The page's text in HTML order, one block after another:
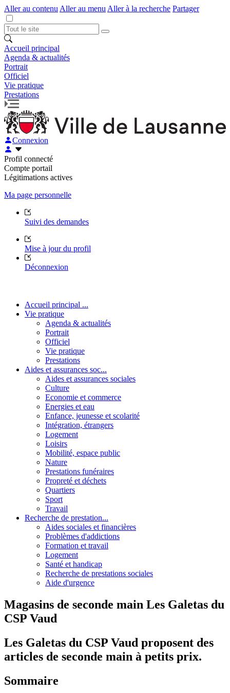
Aller au contenu Aller au menu Aller à la recherche Partager
Accueil principal
Agenda & actualités
Portrait
Officiel
Vie pratique
Prestations
Connexion
Profil connecté
Compte portail
Légitimations actives
Ma page personnelle
Suivi des demandes
Mise à jour du profil
Déconnexion
Accueil principal ...
Vie pratique
Agenda & actualités
Portrait
Officiel
Vie pratique
Prestations
Aides et assurances soc...
Aides et assurances sociales
Culture
Economie et commerce
Energies et eau
Enfance, jeunesse et scolarité
Intégration, étrangers
Logement
Loisirs
Mobilité, espace public
Nature
Prestations funéraires
Propreté et déchets
Quartiers
Sport
Travail
Recherche de prestation...
Aides sociales et financières
Problèmes d'addictions
Formation et travail
Logement
Santé et handicap
Recherche de prestations sociales
Aide d'urgence
Magasins de seconde main Les Galetas du
CSP Vaud
Les Galetas du CSP Vaud proposent des
articles de seconde main à petits prix.
Sommaire